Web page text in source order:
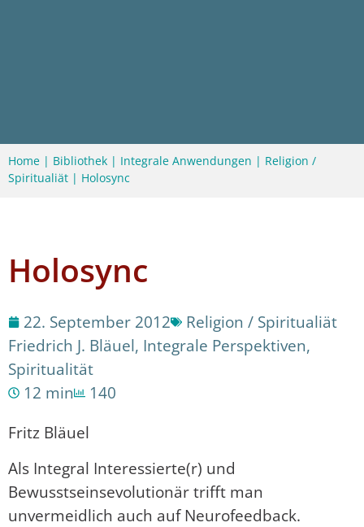
Home | Bibliothek | Integrale Anwendungen | Religion /
Spiritualiät | Holosync
Holosync
22. September 2012
Religion / Spiritualiät
Friedrich J. Bläuel, Integrale Perspektiven,
Spiritualität
12 min
140
Fritz Bläuel
Als Integral Interessierte(r) und
Bewusstseinsevolutionär trifft man
unvermeidlich auch auf Neurofeedback.